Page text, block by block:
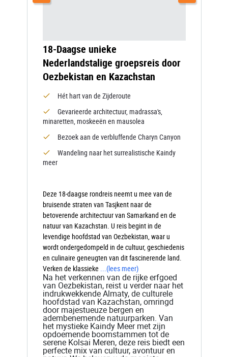
18-Daagse unieke
Nederlandstalige groepsreis door
Oezbekistan en Kazachstan
Hét hart van de Zijderoute
Gevarieerde architectuur, madrassa's,
minaretten, moskeeën en mausolea
Bezoek aan de verbluffende Charyn Canyon
Wandeling naar het surrealistische Kaindy
meer
Deze 18-daagse rondreis neemt u mee van de
bruisende straten van Tasjkent naar de
betoverende architectuur van Samarkand en de
natuur van Kazachstan. U reis begint in de
levendige hoofdstad van Oezbekistan, waar u
wordt ondergedompeld in de cultuur, geschiedenis
en culinaire geneugten van dit fascinerende land.
Verken de klassieke ...(lees meer)
Na het verkennen van de rijke erfgoed
van Oezbekistan, reist u verder naar het
indrukwekkende Almaty, de culturele
hoofdstad van Kazachstan, omringd
door majestueuze bergen en
adembenemende natuurparken. Van
het mystieke Kaindy Meer met zijn
opdoemende boomstammen tot de
serene Kolsai Meren, deze reis biedt een
perfecte mix van cultuur, avontuur en